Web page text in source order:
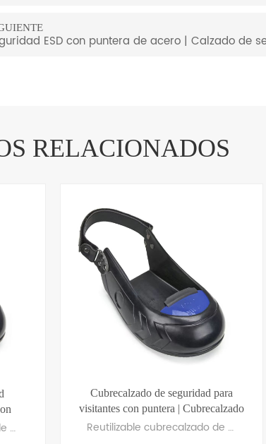
ESD con puntera de acero | Calzado de
RELACIONADOS
Reutilizable cubrecalzado de seguridad para visitantes Con puntera ligera de aleación de aluminio/titanio y suela de goma antideslizante. Ajuste universal con correa de velcro ajustable. Cumple con la norma EN 12568 sobre puntera protectora, ideal para la seguridad de visitantes en el sector industrial.
Cubrecalzado de seguridad para
visitantes con puntera | Cubrecalzado
de protección de aluminio | EN Reutilizable cubrecalzado de seguridad para visitantes Con puntera ligera de aleación de aluminio/titanio y suela de goma antideslizante. Ajuste universal con correa de velcro ajustable. Cumple con la norma EN 12568 sobre puntera protectora, ideal para la seguridad de visitantes en el sector industrial.